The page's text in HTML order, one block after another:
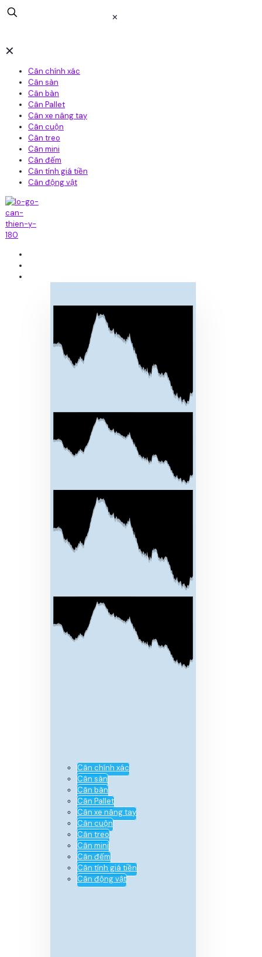
✕
✕
Cân chính xác
Cân sàn
Cân bàn
Cân Pallet
Cân xe nâng tay
Cân cuộn
Cân treo
Cân mini
Cân đếm
Cân tính giá tiền
Cân động vật
Cân chính xác
Cân sàn
Cân bàn
Cân Pallet
Cân xe nâng tay
Cân cuộn
Cân treo
Cân mini
Cân đếm
Cân tính giá tiền
Cân động vật